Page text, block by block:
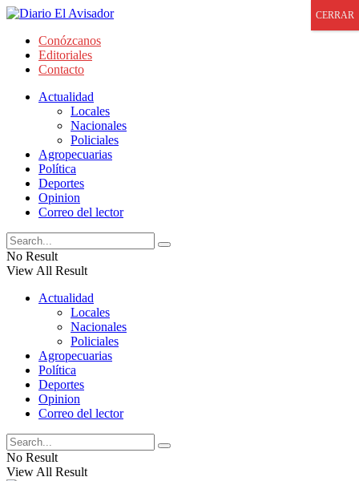
Conózcanos
Editoriales
Contacto
Actualidad
Locales
Nacionales
Policiales
Agropecuarias
Política
Deportes
Opinion
Correo del lector
No Result
View All Result
Actualidad
Locales
Nacionales
Policiales
Agropecuarias
Política
Deportes
Opinion
Correo del lector
No Result
View All Result
CERRAR